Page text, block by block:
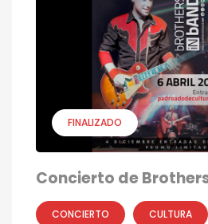
FINALIZADO
Concierto de
CONCIERTO CULTURA